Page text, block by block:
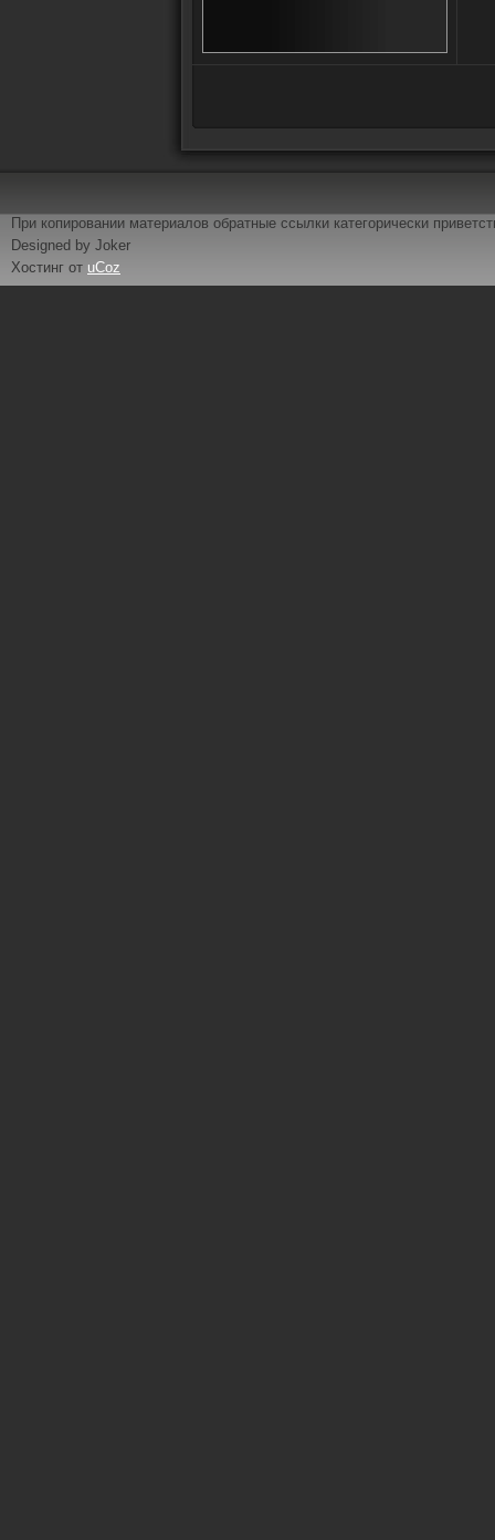
При копировании материалов обратные ссылки категорически
Designed by Joker
Хостинг от uCoz